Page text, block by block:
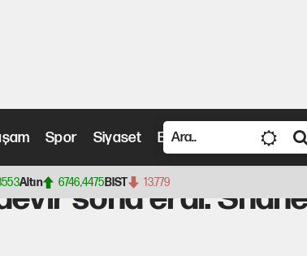
Spor Siyaset Bilim ve Teknoloji
Altın 6746,4475BIST 13.779
ile yollar resmen ayrıldı
sona erdi: